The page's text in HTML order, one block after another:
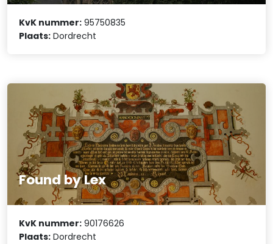
KvK nummer: 95750835
Plaats: Dordrecht
Found by Lex
KvK nummer: 90176626
Plaats: Dordrecht